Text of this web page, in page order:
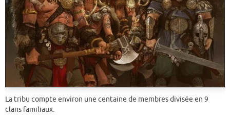
La tribu compte environ une centaine de membres divisée en 9
clans familiaux.